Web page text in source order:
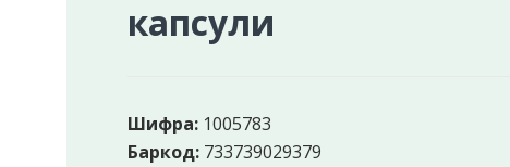
капсули
Шифра: 1005783
Баркод: 733739029379